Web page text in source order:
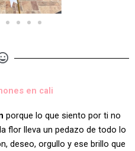
en cali
porque lo que siento por ti no
flor lleva un pedazo de todo lo
deseo, orgullo y ese brillo que